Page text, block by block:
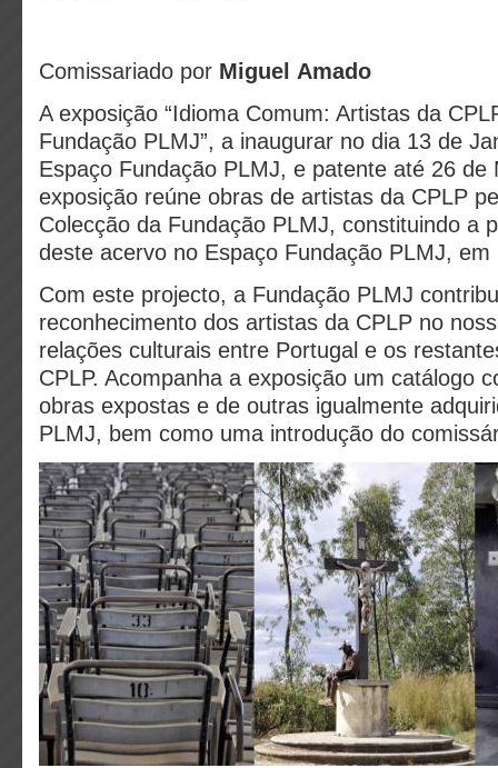
Comissariado por Miguel Amado
A exposição “Idioma Comum: Artistas da
Fundação PLMJ”, a inaugurar no dia 13 de
Espaço Fundação PLMJ, e patente até 26 de
exposição reúne obras de artistas da CPLP
Colecção da Fundação PLMJ, constituindo a
deste acervo no Espaço Fundação PLMJ, em
Com este projecto, a Fundação PLMJ
reconhecimento dos artistas da CPLP no
relações culturais entre Portugal e os
CPLP. Acompanha a exposição um catálogo
obras expostas e de outras igualmente
PLMJ, bem como uma introdução do